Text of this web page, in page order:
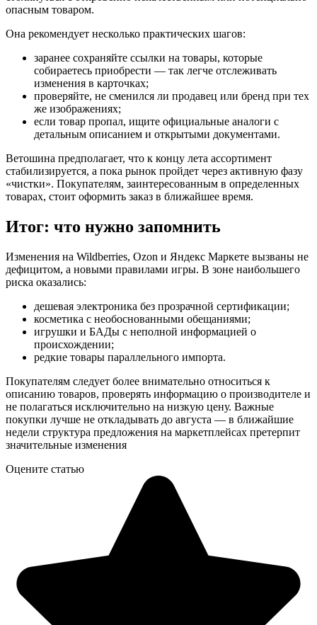
опасным товаром.
Она рекомендует несколько практических шагов:
заранее сохраняйте ссылки на товары, которые
собираетесь приобрести — так легче отслеживать
изменения в карточках;
проверяйте, не сменился ли продавец или бренд при тех
же изображениях;
если товар пропал, ищите официальные аналоги с
детальным описанием и открытыми документами.
Ветошина предполагает, что к концу лета ассортимент
стабилизируется, а пока рынок пройдет через активную фазу
«чистки». Покупателям, заинтересованным в определенных
товарах, стоит оформить заказ в ближайшее время.
Итог: что нужно запомнить
Изменения на Wildberries, Ozon и Яндекс Маркете вызваны не
дефицитом, а новыми правилами игры. В зоне наибольшего
риска оказались:
дешевая электроника без прозрачной сертификации;
косметика с необоснованными обещаниями;
игрушки и БАДы с неполной информацией о
происхождении;
редкие товары параллельного импорта.
Покупателям следует более внимательно относиться к
описанию товаров, проверять информацию о производителе и
не полагаться исключительно на низкую цену. Важные
покупки лучше не откладывать до августа — в ближайшие
недели структура предложения на маркетплейсах претерпит
значительные изменения
Оцените статью